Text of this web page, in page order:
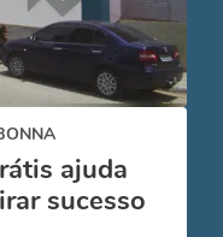
ajuda
sucesso